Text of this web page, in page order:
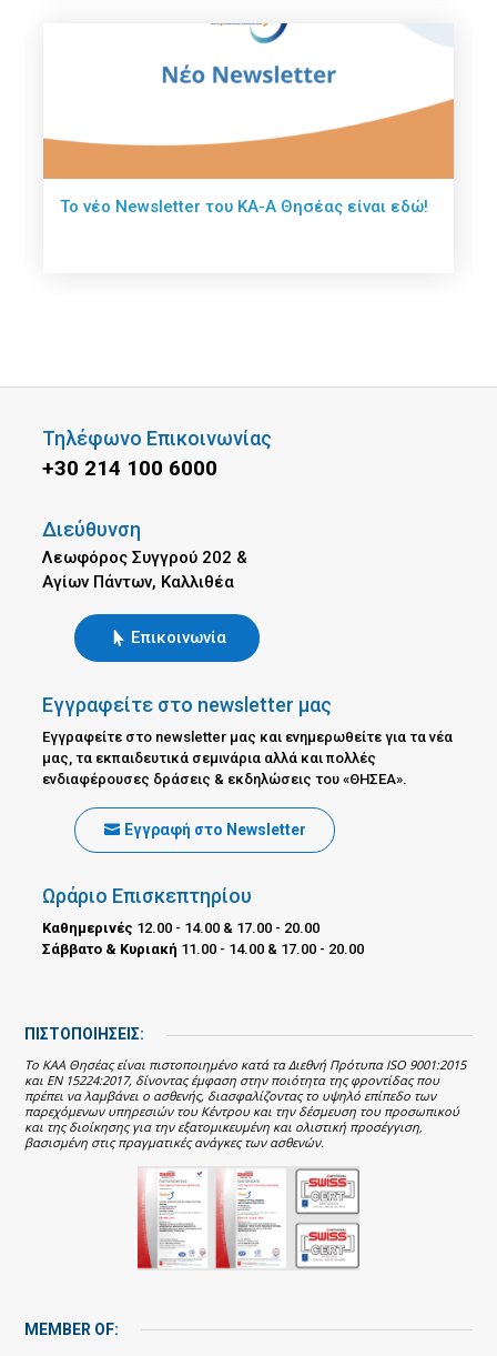
Το νέο Newsletter του ΚΑ-Α Θησέας είναι εδώ!
Τηλέφωνο Επικοινωνίας
+30 214 100 6000
Διεύθυνση
Λεωφόρος Συγγρού 202 &
Αγίων Πάντων, Καλλιθέα
Επικοινωνία
Εγγραφείτε στο newsletter μας
Εγγραφείτε στο newsletter μας και ενημερωθείτε για τα νέα
μας, τα εκπαιδευτικά σεμινάρια αλλά και πολλές
ενδιαφέρουσες δράσεις & εκδηλώσεις του «ΘΗΣΕΑ».
Εγγραφή στο Newsletter
Ωράριο Επισκεπτηρίου
Καθημερινές 12.00 - 14.00 & 17.00 - 20.00
Σάββατο & Κυριακή 11.00 - 14.00 & 17.00 - 20.00
ΠΙΣΤΟΠΟΙΗΣΕΙΣ:
Το ΚΑΑ Θησέας είναι πιστοποιημένο κατά τα Διεθνή Πρότυπα ISO 9001:2015
και EN 15224:2017, δίνοντας έμφαση στην ποιότητα της φροντίδας που
πρέπει να λαμβάνει ο ασθενής, διασφαλίζοντας το υψηλό επίπεδο των
παρεχόμενων υπηρεσιών του Κέντρου και την δέσμευση του προσωπικού
και της διοίκησης για την εξατομικευμένη και ολιστική προσέγγιση,
βασισμένη στις πραγματικές ανάγκες των ασθενών.
MEMBER OF: